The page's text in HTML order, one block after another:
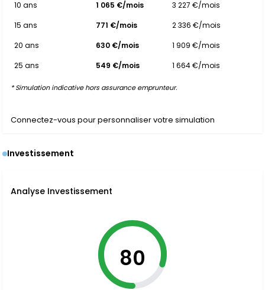
10 ans 1 065 €/mois
3 227 €/mois
15 ans
771 €/mois
2 336 €/mois
20 ans
630 €/mois
1 909 €/mois
25 ans
549 €/mois 1 664 €/mois
* Simulation indicative hors assurance emprunteur.
Connectez-vous pour personnaliser votre simulation
Investissement
Analyse Investissement
80